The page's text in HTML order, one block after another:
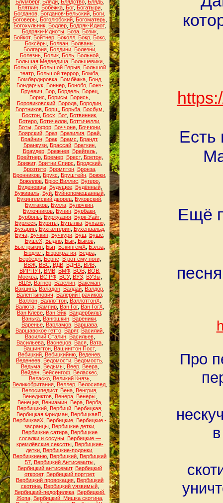
Блумберг, Бляди, Блядство, Блядь,
Бляткин, Бобёжка, Бог, Богатыри,
Богданов Богданов-Бельский Боги
Боговеры Боголюбский Богоматерь
Богохульник Бодлер Бодряк-Идиот,
Бодряки-Идиоты, Боза, Бозик,
Бойкот, Бойтнер, Боколл, Бокр, Бокс
Боксёры, Болван, Болваны,
Болгария, Болдини, Болезни,
Болезнь, Болик, Боль, Больной,
Большая Медведица Большевики
Большой, Большой Взрыв, Большой
театр Большой террор Бомба
Бомбардировка, Бомбёжка, Бонд,
Бондарчук, Боннер, Бонобо, Бонч-
Бруевич
Бор, Бордель, Борец,
Борис
Борисы Борись
Боровиковский Борода Бородин
Бортников Борщ Борьба Босбум
Бостон Босх Бот, Ботвинник
Ботеро Ботичелли Боттичелли
Боты, Бофор, Боччоне, Боччони,
Боярский Браз Бразилия Брай
Брайнин Брак Брамс Брандт,
Бранкузи Брассай Браткин
Браудер, Брежнев, Брейгель,
Брейтнер, Бремер, Брест, Бретон,
Брижит, Бритни Спирс Бродский
Брозтито, Бромптон, Бронза,
Бронников Брукс Бруштейн Брюки
Брюллов Брюс Виллис Бугеро
Буденовцы, Будущее, Будённый,
Буживаль Буй Буйнопомешанный
Букингемский дворец Буковский
Булгаков Булла Булочкин
Булочников Бунин Бурбаки
Бурбоны Буржуазия Бурк-Уайт,
Бурлеск, Буряты, Бутылка, Бухало,
Бухарин, Бухгалтерия, Бухенвальд,
Буча Бучкин Бучкури Буш Буше
БушеХ, Быдло, Бык, Быков,
Быстрыкин Быт, БэкингемХ Бэлза
Бюджет, Бюрократия, Бёдра,
Бёрбедж, Бёрнс В рот ему ноги,
ВВЖ, ВВС, ВДВ, ВДНХ, ВИВ,
ВИРПУТ, ВМВ, ВМФ, ВОВ, ВОВ.
Москва, ВС РФ, ВСУ, ВУЗ ВУЗы,
ВШЭ, Вагнер, Вазелин, Ваксман,
Вакцина Валадон Валдай Валдор
Валентынович
Валерий Грачиков,
Валлон, Валлоттон, ВаллоттонХ,
Валюта Вампир Ван Гог, Ван ГогХ
Ван Клеве Ван Эйк Вандербильт,
Ванька Ванюшкин Вареники
Варенье, Варламов, Варшава,
Варшавское гетто Варяг, Василий
Василий Сталин, Васильев,
Васильева Васнецов Вася Вата
Вашингтон Вашингтон Пост,
Вебицкий Вебицкийню Веденев
Веденеев Ведомости Ведомость
Ведьма, Ведьмы, Веер, Веера,
Вейден Вейсенгоф Веласкес
Веласко, Великий Князь,
Великобритания Веллер Велосипед
Велосипедист, Вена Венгрия
Венедиктов Венера Венеры
Венеция, Вениамин, Вера, Верба,
Вербицикий Вербицй Вербицкая
Вербицкая Фридман ВербицкаяП
ВербицкаяХ Вербицкие Вербицкие -
засранцы, Вербицкие детки,
Вербицкие сатира Вербицкие
сосалки и сосуны, Вербицкие —
кремлёвские сексоты, Вербицкие-
детки Вербицкие-подонки
Вербицкиеню Вербицкий Вербицкий
57, Вербицкий Антисемиты,
Вербицкий антисемит, Вербицкий
откроет, Вербицкий портрет,
Вербицкий провокация Вербицкий
скотина, Вербицкий уязвимый,
Вербицкий-педофиляка, Вербицкий.
Жопа, Вербицкий. Мишка скотина,
Есть
Ещё
Про